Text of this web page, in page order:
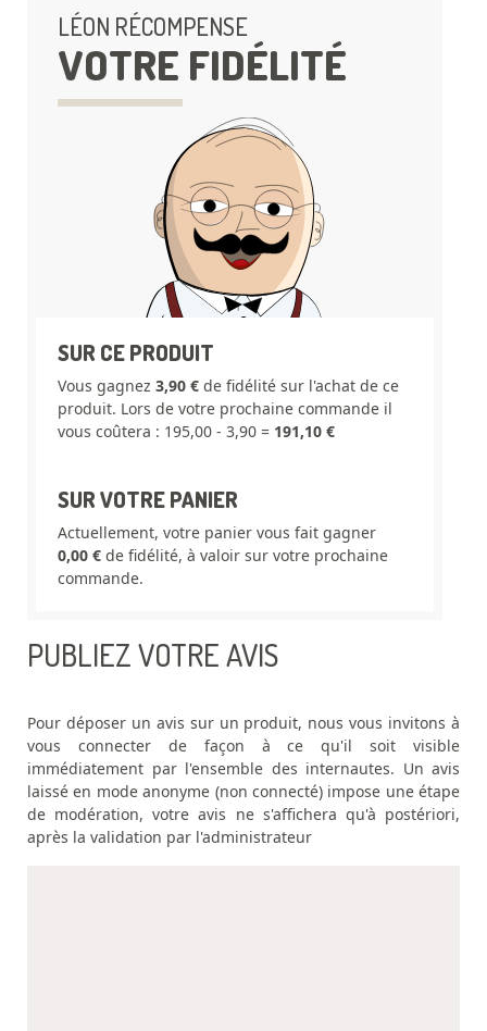
LÉON RÉCOMPENSE
VOTRE FIDÉLITÉ
SUR CE PRODUIT
Vous gagnez 3,90 € de fidélité sur l'achat de ce
produit. Lors de votre prochaine commande il
vous coûtera : 195,00 - 3,90 = 191,10 €
SUR VOTRE PANIER
Actuellement, votre panier vous fait gagner
0,00 € de fidélité, à valoir sur votre prochaine
commande.
PUBLIEZ VOTRE AVIS
Pour déposer un avis sur un produit, nous vous invitons à
vous connecter de façon à ce qu'il soit visible
immédiatement par l'ensemble des internautes. Un avis
laissé en mode anonyme (non connecté) impose une étape
de modération, votre avis ne s'affichera qu'à postériori,
après la validation par l'administrateur